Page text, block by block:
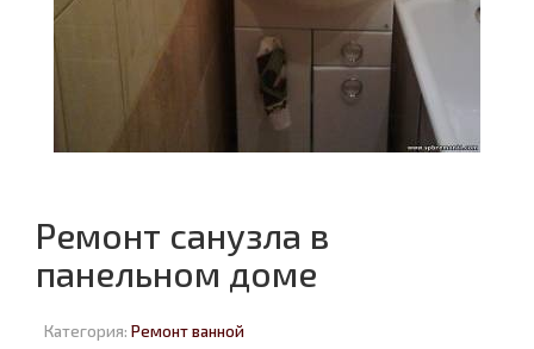
Ремонт санузла в
панельном доме
Категория: Ремонт ванной